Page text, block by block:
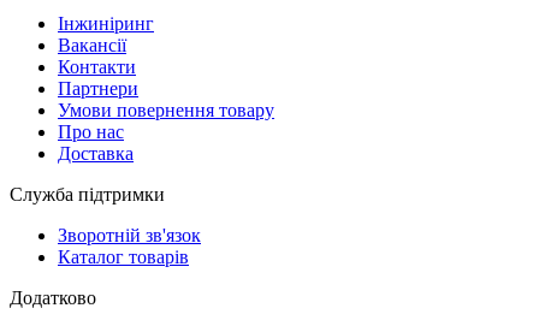
Інжиніринг
Вакансії
Контакти
Партнери
Умови повернення товару
Про нас
Доставка
Служба підтримки
Зворотній зв'язок
Каталог товарів
Додатково